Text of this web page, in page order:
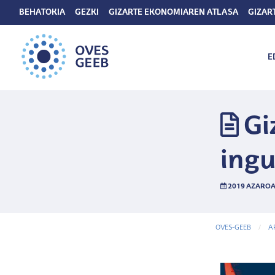
BEHATOKIA GEZKI GIZARTE EKONOMIAREN ATLASA
2019
OVES-GEEB